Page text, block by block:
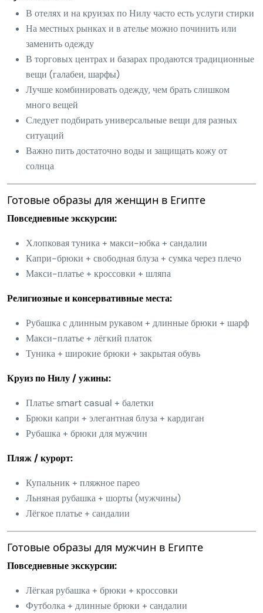
В отелях и на круизах по Нилу часто есть услуги стирки
На местных рынках и в ателье можно починить или
заменить одежду
В торговых центрах и базарах продаются традиционные
вещи (галабеи, шарфы)
Лучше комбинировать одежду, чем брать слишком
много вещей
Следует подбирать универсальные вещи для разных
ситуаций
Важно пить достаточно воды и защищать кожу от
солнца
Готовые образы для женщин в Египте
Повседневные экскурсии:
Хлопковая туника + макси-юбка + сандалии
Капри-брюки + свободная блуза + сумка через плечо
Макси-платье + кроссовки + шляпа
Религиозные и консервативные места:
Рубашка с длинным рукавом + длинные брюки + шарф
Макси-платье + лёгкий платок
Туника + широкие брюки + закрытая обувь
Круиз по Нилу / ужины:
Платье smart casual + балетки
Брюки капри + элегантная блуза + кардиган
Рубашка + брюки для мужчин
Пляж / курорт:
Купальник + пляжное парео
Льняная рубашка + шорты (мужчины)
Лёгкое платье + сандалии
Готовые образы для мужчин в Египте
Повседневные экскурсии:
Лёгкая рубашка + брюки + кроссовки
Футболка + длинные брюки + сандалии